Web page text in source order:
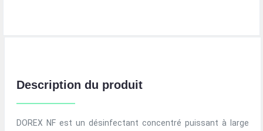
Description du produit
DOREX NF est un désinfectant concentré puissant à large